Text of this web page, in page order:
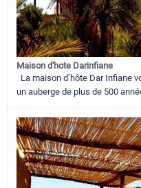
Maison d'hote Darinfiane
La maison d’hôte Dar Infiane
un auberge de plus de 500